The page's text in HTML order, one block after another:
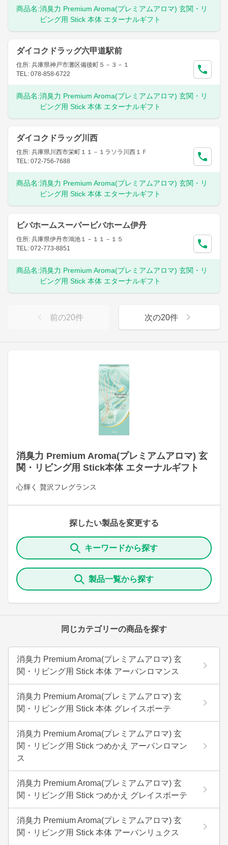
消臭力 Premium Aroma(プレミアムアロマ) 玄
関・リビング用 Stick本体 エターナルギフト
心輝く 贅沢フレグランス
探したい製品を変更する
キーワードから探す
製品一覧から探す
同じカテゴリーの商品を探す
消臭力 Premium Aroma(プレミアムアロマ) 玄
関・リビング用 Stick 本体 アーバンロマンス
消臭力 Premium Aroma(プレミアムアロマ) 玄
関・リビング用 Stick 本体 グレイスボーテ
消臭力 Premium Aroma(プレミアムアロマ) 玄
関・リビング用 Stick つめかえ アーバンロマン
ス
消臭力 Premium Aroma(プレミアムアロマ) 玄
関・リビング用 Stick つめかえ グレイスボーテ
消臭力 Premium Aroma(プレミアムアロマ) 玄
関・リビング用 Stick 本体 アーバンリュクス
商品名:消臭力 Premium Aroma(プレミアムアロマ) 玄関・リ
ビング用 Stick 本体 エターナルギフト
ダイコクドラッグ六甲道駅前
住所: 兵庫県神戸市灘区備後町５－３－１
TEL: 078-858-6722
商品名:消臭力 Premium Aroma(プレミアムアロマ) 玄関・リ
ビング用 Stick 本体 エターナルギフト
ダイコクドラッグ川西
住所: 兵庫県川西市栄町１１－１ラソラ川西１Ｆ
TEL: 072-756-7688
商品名:消臭力 Premium Aroma(プレミアムアロマ) 玄関・リ
ビング用 Stick 本体 エターナルギフト
ビバホームスーパービバホーム伊丹
住所: 兵庫県伊丹市鴻池１－１１－１５
TEL: 072-773-8851
商品名:消臭力 Premium Aroma(プレミアムアロマ) 玄関・リ
ビング用 Stick 本体 エターナルギフト
前の20件 次の20件